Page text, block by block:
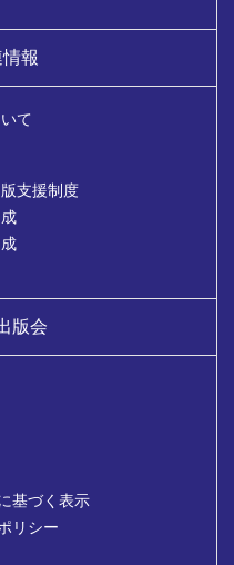
報
て
支援制度
版会
基づく表示
リシー